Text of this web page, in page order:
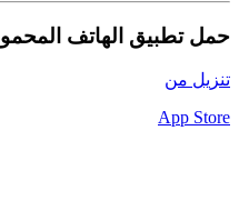
حمل تطبيق الهاتف
تنزيل من
App Store